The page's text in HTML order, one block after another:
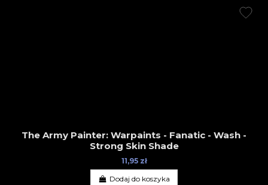
The Army Painter: Warpaints - Fanatic - Wash -
Strong Skin Shade
11,95 zł
Dodaj do koszyka